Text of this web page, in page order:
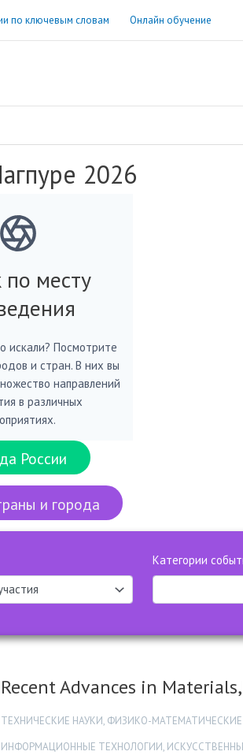
по ключевым словам Онлайн обучение
2026
по месту
искали? Посмотрите
и стран. В них вы
направлений
в различных
России
и города
Категории
Recent Advances in
ТЕХНИЧЕСКИЕ НАУКИ, ФИЗИКО-МАТЕМАТИЧЕСКИЕ
ИНФОРМАЦИОННЫЕ ТЕХНОЛОГИИ,